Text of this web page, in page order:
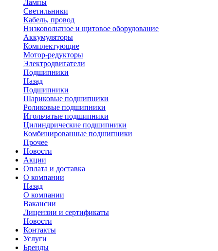
Лампы
Светильники
Кабель, провод
Низковольтное и щитовое оборудование
Аккумуляторы
Комплектующие
Мотор-редукторы
Электродвигатели
Подшипники
Назад
Подшипники
Шариковые подшипники
Роликовые подшипники
Игольчатые подшипники
Цилиндрические подшипники
Комбинированные подшипники
Прочее
Новости
Акции
Оплата и доставка
О компании
Назад
О компании
Вакансии
Лицензии и сертификаты
Новости
Контакты
Услуги
Бренды